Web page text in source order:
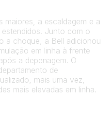
maiores, a escaldagem e a
Junto com o
a choque, a Bell adicionou
em linha à frente
a depenagem. O
de
mais uma vez,
mais elevadas em linha.